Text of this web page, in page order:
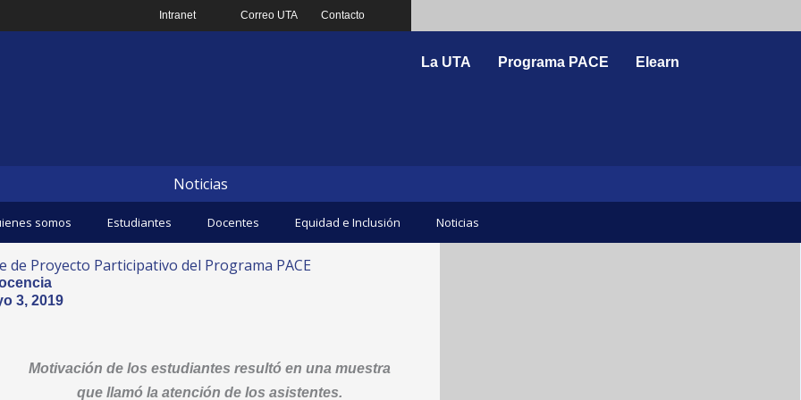
Intranet Correo UTA Contacto
La UTA Programa PACE Elearn
Noticias
somos Estudiantes Docentes Equidad e Inclusión Noticias
de Proyecto Participativo del Programa PACE
3, 2019
Motivación de los estudiantes resultó en una muestra
que llamó la atención de los asistentes.